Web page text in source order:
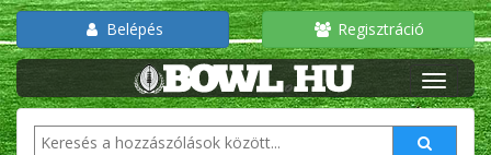
Belépés Regisztráció